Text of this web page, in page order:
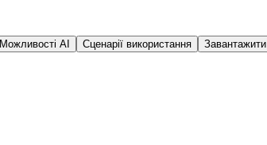
Можливості AI Сценарії використання Завантажити